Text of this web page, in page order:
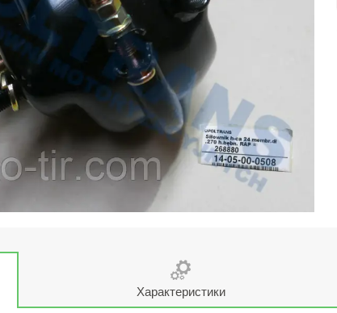
Характеристики